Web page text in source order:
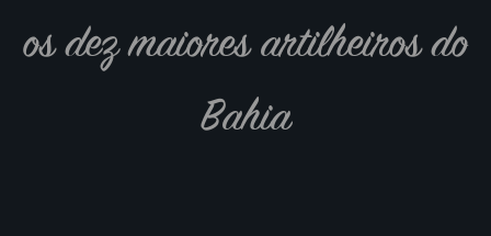
os dez maiores artilheiros do
Bahia